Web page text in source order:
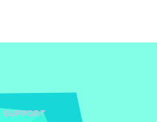
SUPPORT